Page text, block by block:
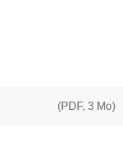
(PDF, 3 Mo)